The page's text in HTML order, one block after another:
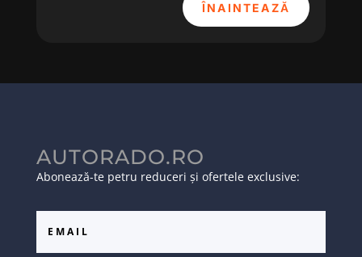
ÎNAINTEAZĂ
AUTORADO.RO
Abonează-te petru reduceri și ofertele exclusive: